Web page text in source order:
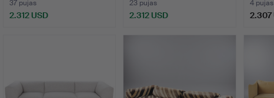
37 pujas
2.312 USD
23 pujas
2.312 USD
4 pujas
2.307